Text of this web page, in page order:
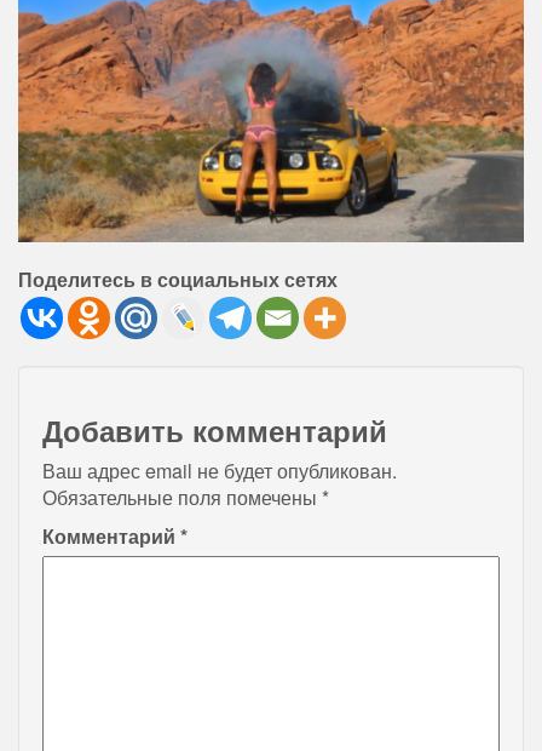
Поделитесь в социальных сетях
Добавить комментарий
Ваш адрес email не будет опубликован.
Обязательные поля помечены *
Комментарий *